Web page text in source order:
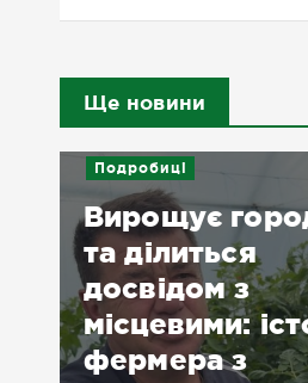
Ще новини
городину
історія